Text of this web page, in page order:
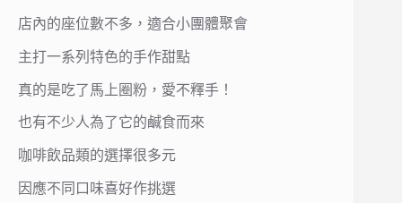
店內的座位數不多，適合小團體聚會
主打一系列特色的手作甜點
真的是吃了馬上圈粉，愛不釋手！
也有不少人為了它的鹹食而來
咖啡飲品類的選擇很多元
因應不同口味喜好作挑選